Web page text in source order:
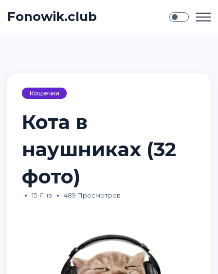
Fonowik.club
Кошечки
Кота в
наушниках (32
фото)
15-Янв 489 Просмотров